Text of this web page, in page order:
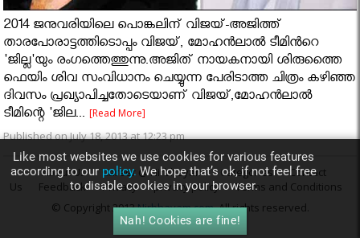
2014 ജനുവരിയിലെ പൊങ്കലിന് വിജയ്-അജിത്ത്
താരപോരാട്ടത്തിടൊപ്പം വിജയ്, മോഹന്‍ലാല്‍ ടീമിൻറെ
'ജില്ല'യും രംഗത്തെത്തുന്നു.അജിത് നായകനായി ശിരുത്തൈ
ഫെയിം ശിവ സംവിധാനം ചെയ്യുന്ന പേരിടാത്ത ചിത്രം കഴിഞ്ഞ
ദിവസം പ്രഖ്യാപിച്ചതോടെയാണ് വിജയ്,മോഹന്‍ലാല്‍
ടീമിന്റെ 'ജില...[Read More]
Published on July 18, 2013 at 12:23 pm
About Us Career @ Nirbhayam Categories
Contact
Us
Feedback Privacy privacy policy
Terms and Conditions
© Copyright 2013Nirbhayam.com. All rights reserved.
Like most websites we use cookies for various features
according to our policy. We hope that’s ok, if not feel free
to disable cookies in your browser.
Nah! Cookies are fine!